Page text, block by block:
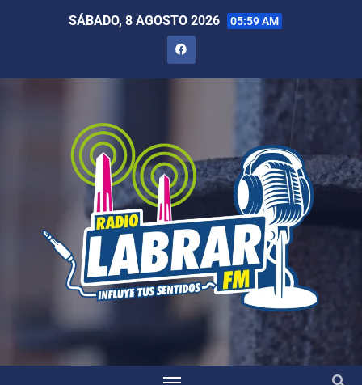
SÁBADO, 8 AGOSTO 2026 05:59 AM